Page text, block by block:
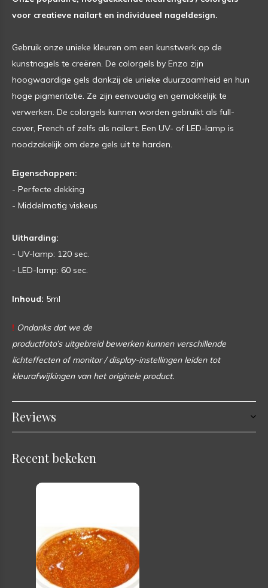
voor creatieve nailart en individueel nageldesign.
Gebruik onze unieke kleuren om een kunstwerk op de
kunstnagels te creëren. De colorgels by Enzo zijn
hoogwaardige gels dankzij de unieke duurzaamheid en hun
hoge pigmentatie. Ze zijn eenvoudig en gemakkelijk te
verwerken. De colorgels kunnen worden gebruikt als full-
cover, French of zelfs als nailart. Een UV- of LED-lamp is
noodzakelijk om deze gels uit te harden.
Eigenschappen:
- Perfecte dekking
- Middelmatig viskeus
Uitharding:
- UV-lamp: 120 sec.
- LED-lamp: 60 sec.
Inhoud: 5ml
! Ondanks dat we de
productfoto’s uitgebreid bewerken kunnen verschillende
lichteffecten of monitor / display-instellingen leiden tot
kleurafwijkingen van het originele product.
Reviews
Recent bekeken